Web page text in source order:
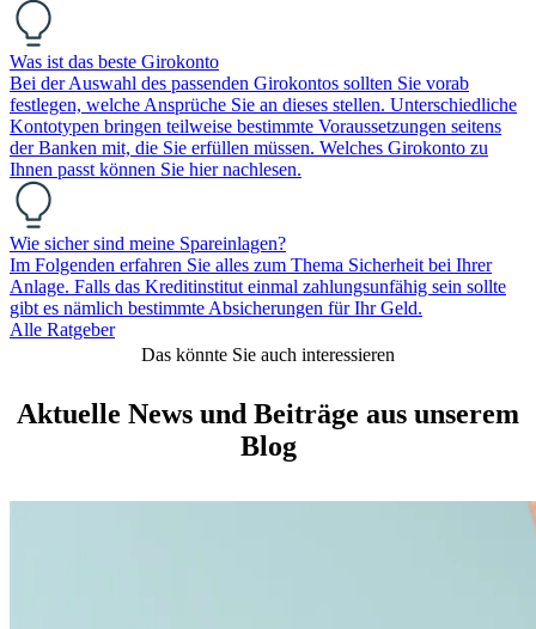
Was ist das beste Girokonto
Bei der Auswahl des passenden Girokontos sollten Sie vorab
festlegen, welche Ansprüche Sie an dieses stellen. Unterschiedliche
Kontotypen bringen teilweise bestimmte Voraussetzungen seitens
der Banken mit, die Sie erfüllen müssen. Welches Girokonto zu
Ihnen passt können Sie hier nachlesen.
Wie sicher sind meine Spareinlagen?
Im Folgenden erfahren Sie alles zum Thema Sicherheit bei Ihrer
Anlage. Falls das Kreditinstitut einmal zahlungsunfähig sein sollte
gibt es nämlich bestimmte Absicherungen für Ihr Geld.
Alle Ratgeber
Das könnte Sie auch interessieren
Aktuelle News und Beiträge aus unserem
Blog